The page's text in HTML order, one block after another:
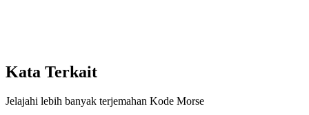
Kata Terkait
Jelajahi lebih banyak terjemahan Kode Morse